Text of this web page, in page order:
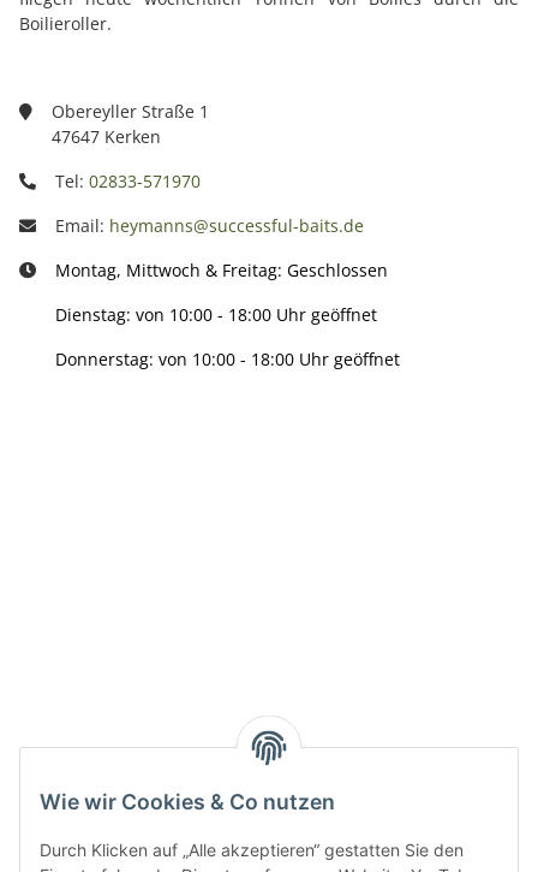
Wie wir Cookies & Co nutzen
Durch Klicken auf „Alle akzeptieren“ gestatten Sie den
Boilieroller.
Obereyller Straße 1
47647 Kerken
Tel: 02833-571970
Email: heymanns@successful-baits.de
Montag, Mittwoch & Freitag: Geschlossen
Dienstag: von 10:00 - 18:00 Uhr geöffnet
Donnerstag: von 10:00 - 18:00 Uhr geöffnet